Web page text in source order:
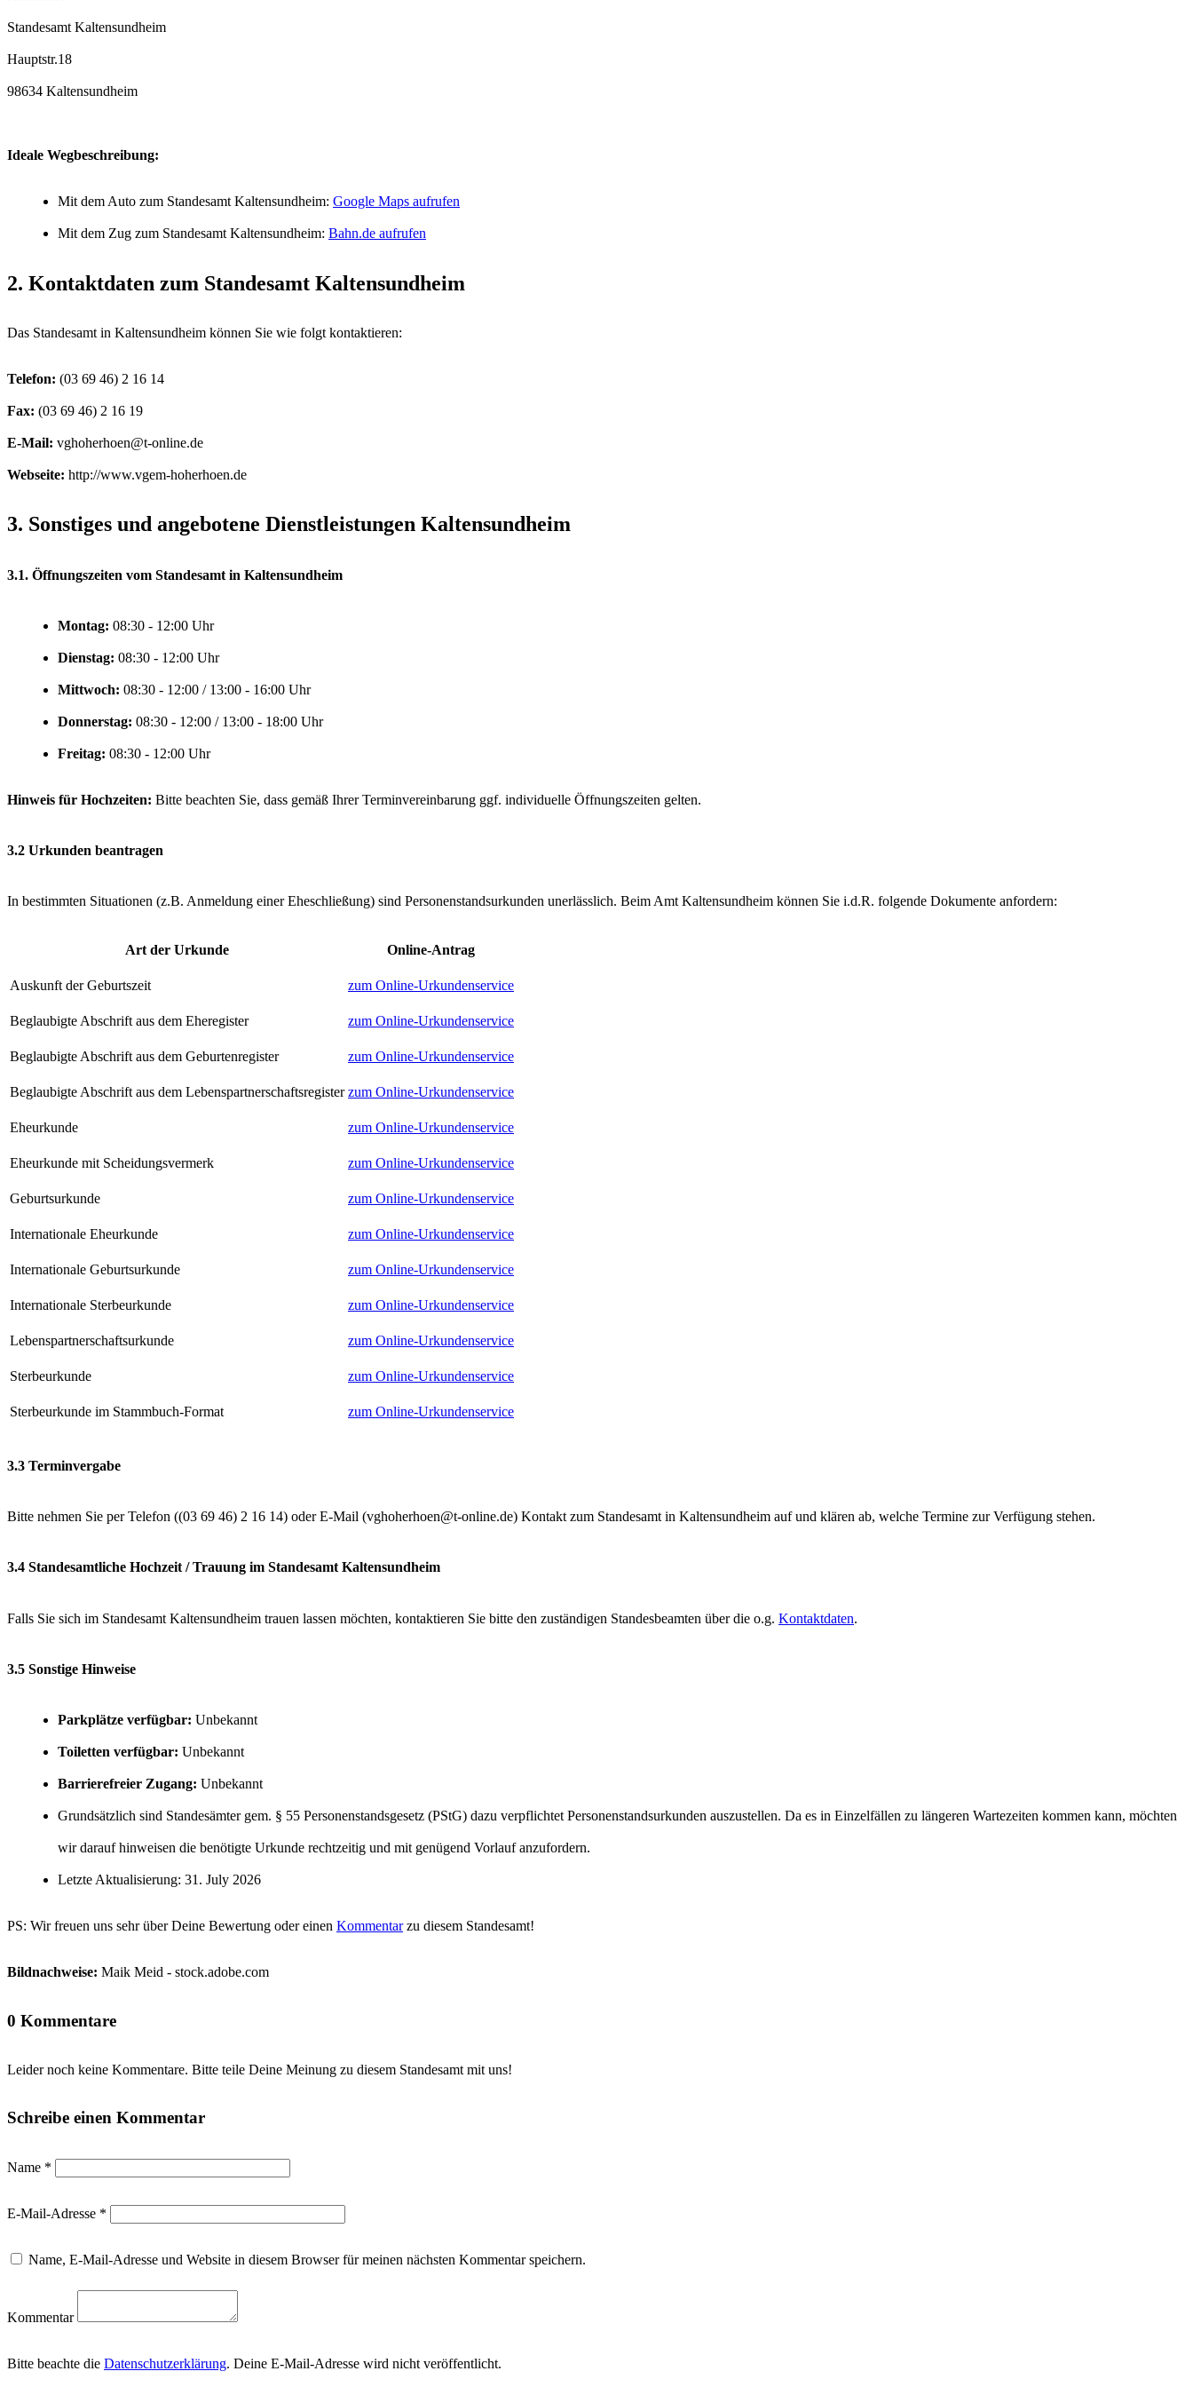
Standesamt Kaltensundheim
98634 Kaltensundheim
Ideale Wegbeschreibung:
Mit dem Auto zum Standesamt Kaltensundheim: Google Maps aufrufen
Mit dem Zug zum Standesamt Kaltensundheim: Bahn.de aufrufen
2. Kontaktdaten zum Standesamt Kaltensundheim
Das Standesamt in Kaltensundheim können Sie wie folgt kontaktieren:
Telefon:
Fax:
E-Mail:
Webseite: http://www.vgem-hoherhoen.de
3. Sonstiges und angebotene Dienstleistungen Kaltensundheim
3.1. Öffnungszeiten vom Standesamt in Kaltensundheim
Montag: Uhr
Dienstag: Uhr
Mittwoch: Uhr
Donnerstag: Uhr
Freitag: Uhr
Hinweis für Hochzeiten: Bitte beachten Sie, dass gemäß Ihrer Terminvereinbarung ggf. individuelle Öffnungszeiten gelten.
3.2 Urkunden beantragen
In bestimmten Situationen (z.B. Anmeldung einer Eheschließung) sind Personenstandsurkunden unerlässlich. Beim Amt Kaltensundheim können Sie i.d.R. folgende Dokumente anfordern:
Art der Urkunde Online-Antrag
Auskunft der Geburtszeit zum Online-Urkundenservice
Beglaubigte Abschrift aus dem Eheregister zum Online-Urkundenservice
Beglaubigte Abschrift aus dem Geburtenregister zum Online-Urkundenservice
Beglaubigte Abschrift aus dem Lebenspartnerschaftsregister zum Online-Urkundenservice
Eheurkunde zum Online-Urkundenservice
Eheurkunde mit Scheidungsvermerk zum Online-Urkundenservice
Geburtsurkunde zum Online-Urkundenservice
Internationale Eheurkunde zum Online-Urkundenservice
Internationale Geburtsurkunde zum Online-Urkundenservice
Internationale Sterbeurkunde zum Online-Urkundenservice
Lebenspartnerschaftsurkunde zum Online-Urkundenservice
Sterbeurkunde zum Online-Urkundenservice
Sterbeurkunde im Stammbuch-Format zum Online-Urkundenservice
3.3 Terminvergabe
Bitte nehmen Sie per Telefon ( ) oder E-Mail ( ) Kontakt zum Standesamt in Kaltensundheim auf und klären ab, welche Termine zur Verfügung stehen.
3.4 Standesamtliche Hochzeit / Trauung im Standesamt Kaltensundheim
Falls Sie sich im Standesamt Kaltensundheim trauen lassen möchten, kontaktieren Sie bitte den zuständigen Standesbeamten über die o.g. Kontaktdaten.
3.5 Sonstige Hinweise
Parkplätze verfügbar: Unbekannt
Toiletten verfügbar: Unbekannt
Barrierefreier Zugang: Unbekannt
Grundsätzlich sind Standesämter gem. § 55 Personenstandsgesetz (PStG) dazu verpflichtet Personenstandsurkunden auszustellen. Da es in Einzelfällen zu längeren Wartezeiten kommen kann, möchten
wir darauf hinweisen die benötigte Urkunde rechtzeitig und mit genügend Vorlauf anzufordern.
Letzte Aktualisierung: 31. July 2026
PS: Wir freuen uns sehr über Deine Bewertung oder einen Kommentarzu diesem Standesamt!
Bildnachweise: Maik Meid - stock.adobe.com
0 Kommentare
Leider noch keine Kommentare. Bitte teile Deine Meinung zu diesem Standesamt mit uns!
Schreibe einen Kommentar
Name *
E-Mail-Adresse *
Name, E-Mail-Adresse und Website in diesem Browser für meinen nächsten Kommentar speichern.
Kommentar
Bitte beachte die Datenschutzerklärung. Deine E-Mail-Adresse wird nicht veröffentlicht.